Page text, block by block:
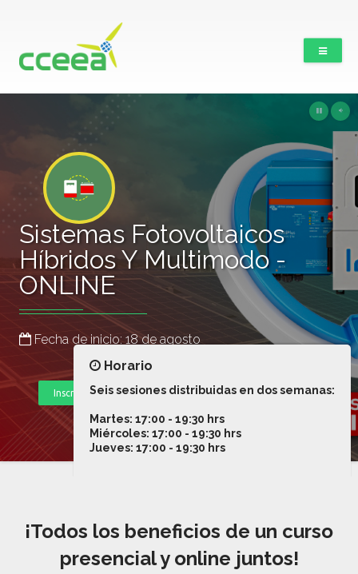
Sistemas Fotovoltaicos
Híbridos Y Multimodo -
ONLINE
Fecha de inicio: 18 de agosto
Inscríbete ahora Solicitar temario
Horario
Seis sesiones distribuidas en dos semanas:
Martes: 17:00 - 19:30 hrs
Miércoles: 17:00 - 19:30 hrs
Jueves: 17:00 - 19:30 hrs
¡Todos los beneficios de un curso
presencial y online juntos!